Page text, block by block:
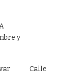
y
Calle